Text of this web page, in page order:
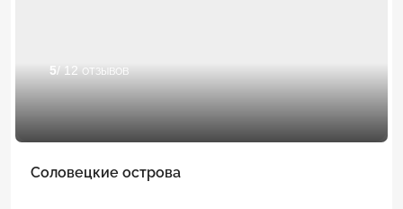
5/ 12 отзывов
Соловецкие острова